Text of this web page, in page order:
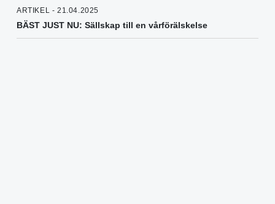
ARTIKEL - 21.04.2025
BÄST JUST NU: Sällskap till en vårförälskelse